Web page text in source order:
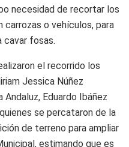
necesidad de recortar los
carrozas o vehículos, para
cavar fosas.
el recorrido los
Jessica Núñez
Andaluz, Eduardo Ibáñez
se percataron de la
de terreno para ampliar
estimando que es